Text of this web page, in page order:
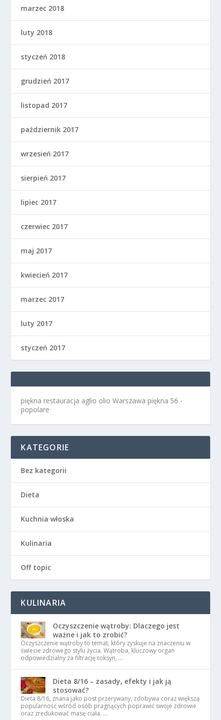
marzec 2018
luty 2018
styczeń 2018
grudzień 2017
listopad 2017
październik 2017
wrzesień 2017
sierpień 2017
lipiec 2017
czerwiec 2017
maj 2017
kwiecień 2017
marzec 2017
luty 2017
styczeń 2017
piękna restauracja aglio olio Warszawa piękna 56 -
popolare
KATEGORIE
Bez kategorii
Dieta
Kuchnia włoska
Kulinaria
Off topic
KULINARIA
Oczyszczenie wątroby: Dlaczego jest
ważne i jak to zrobić?
Oczyszczenie wątroby to temat, który zyskuje na znaczeniu w
świecie zdrowego stylu życia. Wątroba, kluczowy organ
odpowiedzialny za filtrację toksyn, …
Dieta 8/16 – zasady, efekty i jak ją
stosować?
Dieta 8/16, znana jako post przerywany, zdobywa coraz większą
popularność wśród osób pragnących poprawić swoje zdrowie
oraz zredukować masę ciała. …